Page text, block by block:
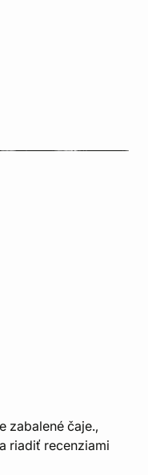
zabalené čaje.,
riadiť recenziami